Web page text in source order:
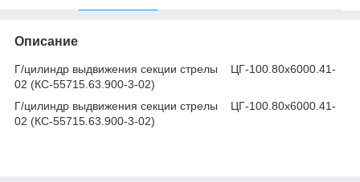
Описание
Г/цилиндр выдвижения секции стрелы ЦГ-100.80х6000.41-
02 (КС-55715.63.900-3-02)
Г/цилиндр выдвижения секции стрелы ЦГ-100.80х6000.41-
02 (КС-55715.63.900-3-02)